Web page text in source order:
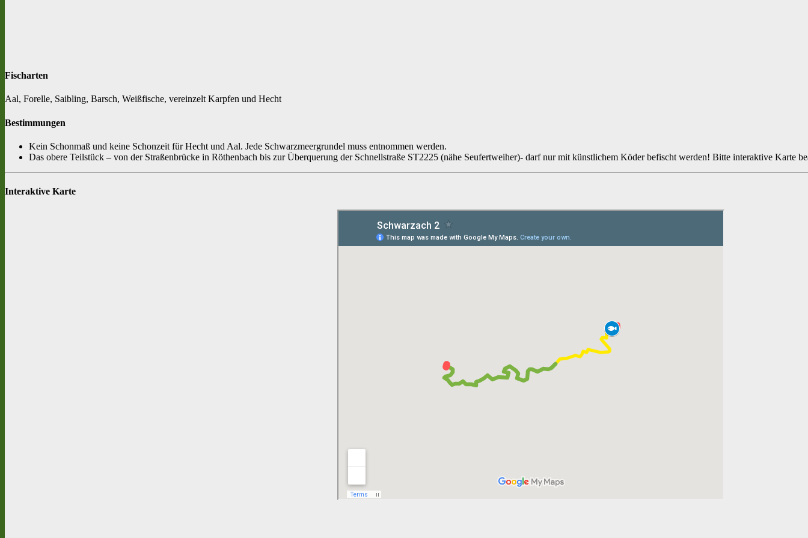
Fischarten
Aal, Forelle, Saibling, Barsch, Weißfische, vereinzelt Karpfen und Hecht
Bestimmungen
Kein Schonmaß und keine Schonzeit für Hecht und Aal. Jede Schwarzmeergrundel muss entnommen werden.
Das obere Teilstück – von der Straßenbrücke in Röthenbach bis zur Überquerung der Schnellstraße ST2225 (nähe Seufertweiher)- darf nur mit künstlichem Köder befischt werden! Bitte interaktive Karte
Interaktive Karte